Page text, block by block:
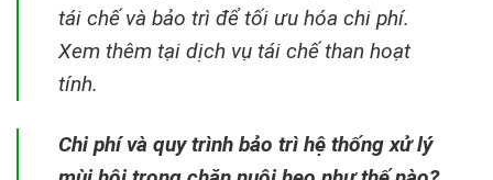
tái chế và bảo trì để tối ưu hóa chi phí.
Xem thêm tại dịch vụ tái chế than hoạt
tính.
Chi phí và quy trình bảo trì hệ thống xử lý